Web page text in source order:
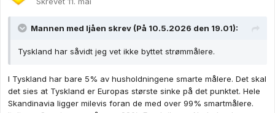
Mannen med ljåen skrev (På 10.5.2026 den 19.01):
Tyskland har såvidt jeg vet ikke byttet strømmålere.
I Tyskland har bare 5% av husholdningene smarte målere. Det skal
det sies at Tyskland er Europas største sinke på det punktet. Hele
Skandinavia ligger milevis foran de med over 99% smartmålere.